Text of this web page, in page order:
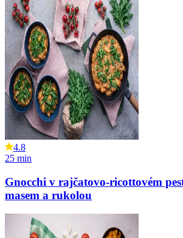
4.8
25 min
Gnocchi v rajčatovo-ricottovém
masem a rukolou